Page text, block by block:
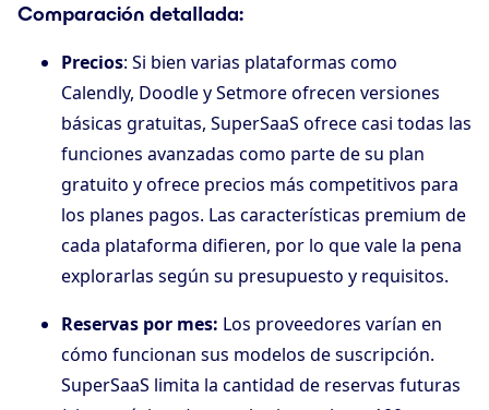
Comparación detallada:
Precios: Si bien varias plataformas como
Calendly, Doodle y Setmore ofrecen versiones
básicas gratuitas, SuperSaaS ofrece casi todas las
funciones avanzadas como parte de su plan
gratuito y ofrece precios más competitivos para
los planes pagos. Las características premium de
cada plataforma difieren, por lo que vale la pena
explorarlas según su presupuesto y requisitos.
Reservas por mes: Los proveedores varían en
cómo funcionan sus modelos de suscripción.
SuperSaaS limita la cantidad de reservas futuras